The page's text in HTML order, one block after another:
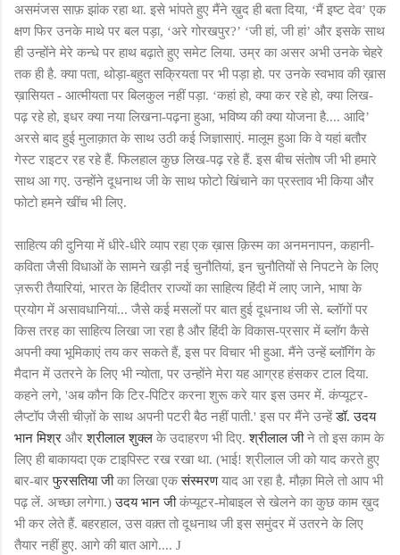
असमंजस साफ़ झांक रहा था. इसे भांपते हुए मैंने ख़ुद ही बता दिया, ‘मैं इष्ट देव’ एक
क्षण फिर उनके माथे पर बल पड़ा, ‘अरे गोरखपुर?’ ‘जी हां, जी हां’ और इसके साथ
ही उन्होंने मेरे कन्धे पर हाथ बढ़ाते हुए समेट लिया. उम्र का असर अभी उनके चेहरे
तक ही है. क्या पता, थोड़ा-बहुत सक्रियता पर भी पड़ा हो. पर उनके स्वभाव की ख़ास
ख़ासियत - आत्मीयता पर बिलकुल नहीं पड़ा. ‘कहां हो, क्या कर रहे हो, क्या लिख-
पढ़ रहे हो, इधर क्या नया लिखना-पढ़ना हुआ, भविष्य की क्या योजना है.... आदि’
अरसे बाद हुई मुलाक़ात के साथ उठी कई जिज्ञासाएं. मालूम हुआ कि वे यहां बतौर
गेस्ट राइटर रह रहे हैं. फिलहाल कुछ लिख-पढ़ रहे हैं. इस बीच संतोष जी भी हमारे
साथ आ गए. उन्होंने दूधनाथ जी के साथ फोटो खिंचाने का प्रस्ताव भी किया और
फोटो हमने खींच भी लिए.
साहित्य की दुनिया में धीरे-धीरे व्याप रहा एक ख़ास क़िस्म का अनमनापन, कहानी-
कविता जैसी विधाओं के सामने खड़ी नई चुनौतियां, इन चुनौतियों से निपटने के लिए
ज़रूरी तैयारियां, भारत के हिंदीतर राज्यों का साहित्य हिंदी में लाए जाने, भाषा के
प्रयोग में असावधानियां... जैसे कई मसलों पर बात हुई दूधनाथ जी से. ब्लॉगों पर
किस तरह का साहित्य लिखा जा रहा है और हिंदी के विकास-प्रसार में ब्लॉग कैसे
अपनी क्या भूमिकाएं तय कर सकते हैं, इस पर विचार भी हुआ. मैंने उन्हें ब्लॉगिंग के
मैदान में उतरने के लिए भी न्योता, पर उन्होंने मेरा यह आग्रह हंसकर टाल दिया.
कहने लगे, 'अब कौन कि टिर-पिटिर करना शुरू करे यार इस उमर में. कंप्यूटर-
लैप्टॉप जैसी चीज़ों के साथ अपनी पटरी बैठ नहीं पाती.' इस पर मैंने उन्हेंडॉ. उदय
भान मिश्र औरश्रीलाल शुक्ल के उदाहरण भी दिए.श्रीलाल जीने तो इस काम के
लिए ही बाकायदा एक टाइपिस्ट रख रखा था. (भाई! श्रीलाल जी को याद करते हुए
बार-बारफुरसतिया जीका लिखा एकसंस्मरणयाद आ रहा है. मौक़ा मिले तो आप भी
पढ़ लें. अच्छा लगेगा.)उदय भान जीकंप्यूटर-मोबाइल से खेलने का कुछ काम ख़ुद
भी कर लेते हैं. बहरहाल, उस वक़्त तो दूधनाथ जी इस समुंदर में उतरने के लिए
तैयार नहीं हुए. आगे की बात आगे.... J